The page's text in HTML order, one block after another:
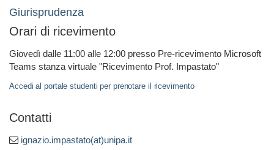
Giurisprudenza
Orari di ricevimento
Giovedì dalle 11:00 alle 12:00 presso Pre-ricevimento Microsoft
Teams stanza virtuale "Ricevimento Prof. Impastato"
Accedi al portale studenti per prenotare il ricevimento
Contatti
ignazio.impastato(at)unipa.it